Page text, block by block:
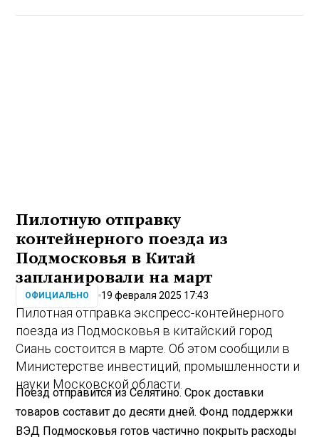
Пилотную отправку
контейнерного поезда из
Подмосковья в Китай
запланировали на март
ОФИЦИАЛЬНО 19 февраля 2025 17:43
Пилотная отправка экспресс-контейнерного
поезда из Подмосковья в китайский город
Сиань состоится в марте. Об этом сообщили в
Министерстве инвестиций, промышленности и
науки Московской области.
Поезд отправится из Селятино. Срок доставки
товаров составит до десяти дней. Фонд поддержки
ВЭД Подмосковья готов частично покрыть расходы